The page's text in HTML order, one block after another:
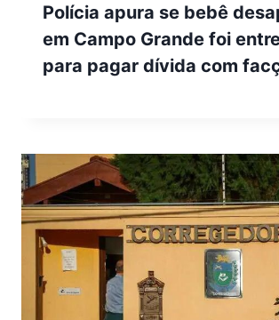
Polícia apura se bebê
em Campo Grande foi
para pagar dívida com